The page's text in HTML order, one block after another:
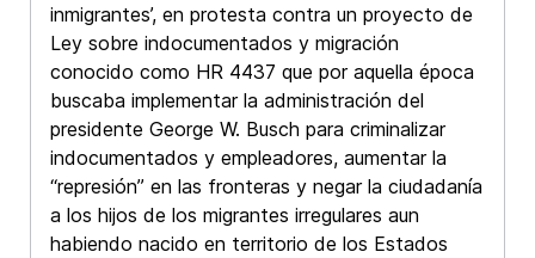
inmigrantes’, en protesta contra un proyecto de
Ley sobre indocumentados y migración
conocido como HR 4437 que por aquella época
buscaba implementar la administración del
presidente George W. Busch para criminalizar
indocumentados y empleadores, aumentar la
“represión” en las fronteras y negar la ciudadanía
a los hijos de los migrantes irregulares aun
habiendo nacido en territorio de los Estados